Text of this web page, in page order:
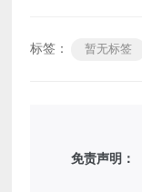
标签： 暂无标签
免责声明：